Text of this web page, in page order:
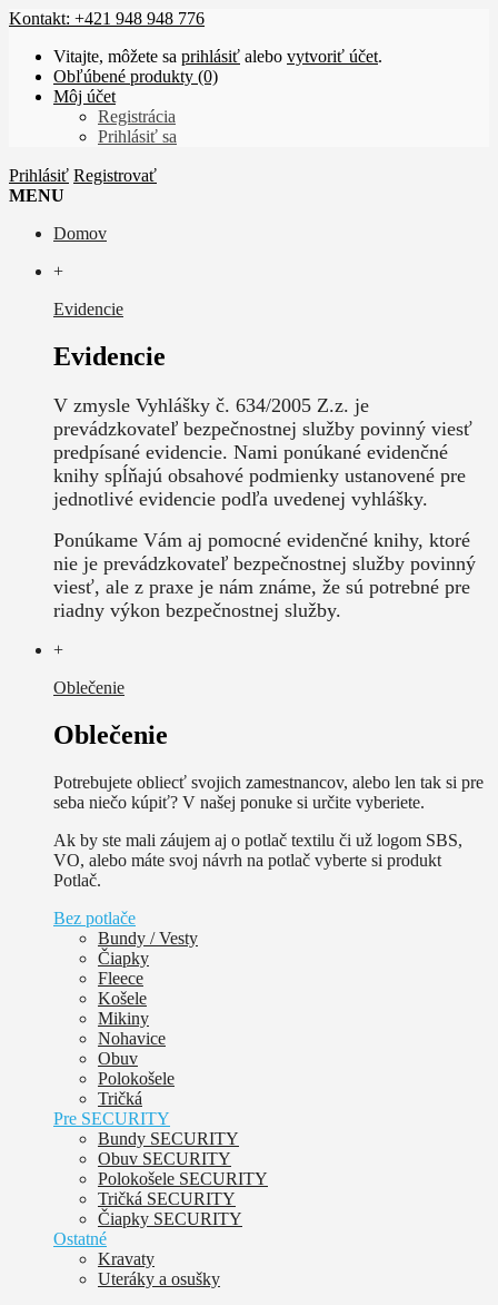
Kontakt: +421 948 948 776
Vitajte, môžete sa prihlásiť alebo vytvoriť účet.
Obľúbené produkty (0)
Môj účet
Registrácia
Prihlásiť sa
Prihlásiť Registrovať
MENU
Domov
+
Evidencie
Evidencie
V zmysle Vyhlášky č. 634/2005 Z.z. je
prevádzkovateľ bezpečnostnej služby povinný viesť
predpísané evidencie. Nami ponúkané evidenčné
knihy spĺňajú obsahové podmienky ustanovené pre
jednotlivé evidencie podľa uvedenej vyhlášky.
Ponúkame Vám aj pomocné evidenčné knihy, ktoré
nie je prevádzkovateľ bezpečnostnej služby povinný
viesť, ale z praxe je nám známe, že sú potrebné pre
riadny výkon bezpečnostnej služby.
+
Oblečenie
Oblečenie
Potrebujete obliecť svojich zamestnancov, alebo len tak si pre
seba niečo kúpiť? V našej ponuke si určite vyberiete.
Ak by ste mali záujem aj o potlač textilu či už logom SBS,
VO, alebo máte svoj návrh na potlač vyberte si produkt
Potlač.
Bez potlače
Bundy / Vesty
Čiapky
Fleece
Košele
Mikiny
Nohavice
Obuv
Polokošele
Tričká
Pre SECURITY
Bundy SECURITY
Obuv SECURITY
Polokošele SECURITY
Tričká SECURITY
Čiapky SECURITY
Ostatné
Kravaty
Uteráky a osušky